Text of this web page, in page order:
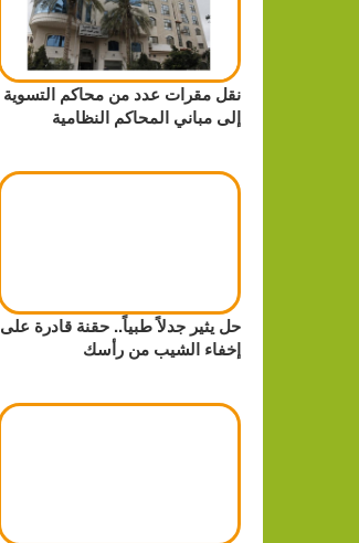
نقل مقرات عدد من محاكم التسوية
إلى مباني المحاكم النظامية
حل يثير جدلاً طبياً.. حقنة قادرة على
إخفاء الشيب من رأسك